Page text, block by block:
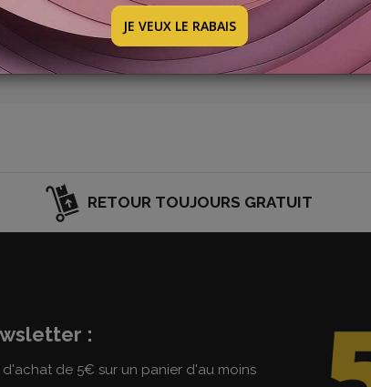
: elle sera bientôt en ligne. Jetez un œil à
RETOUR TOUJOURS GRATUIT
:
de 5€ sur un panier d'au moins
JE VEUX LE RABAIS